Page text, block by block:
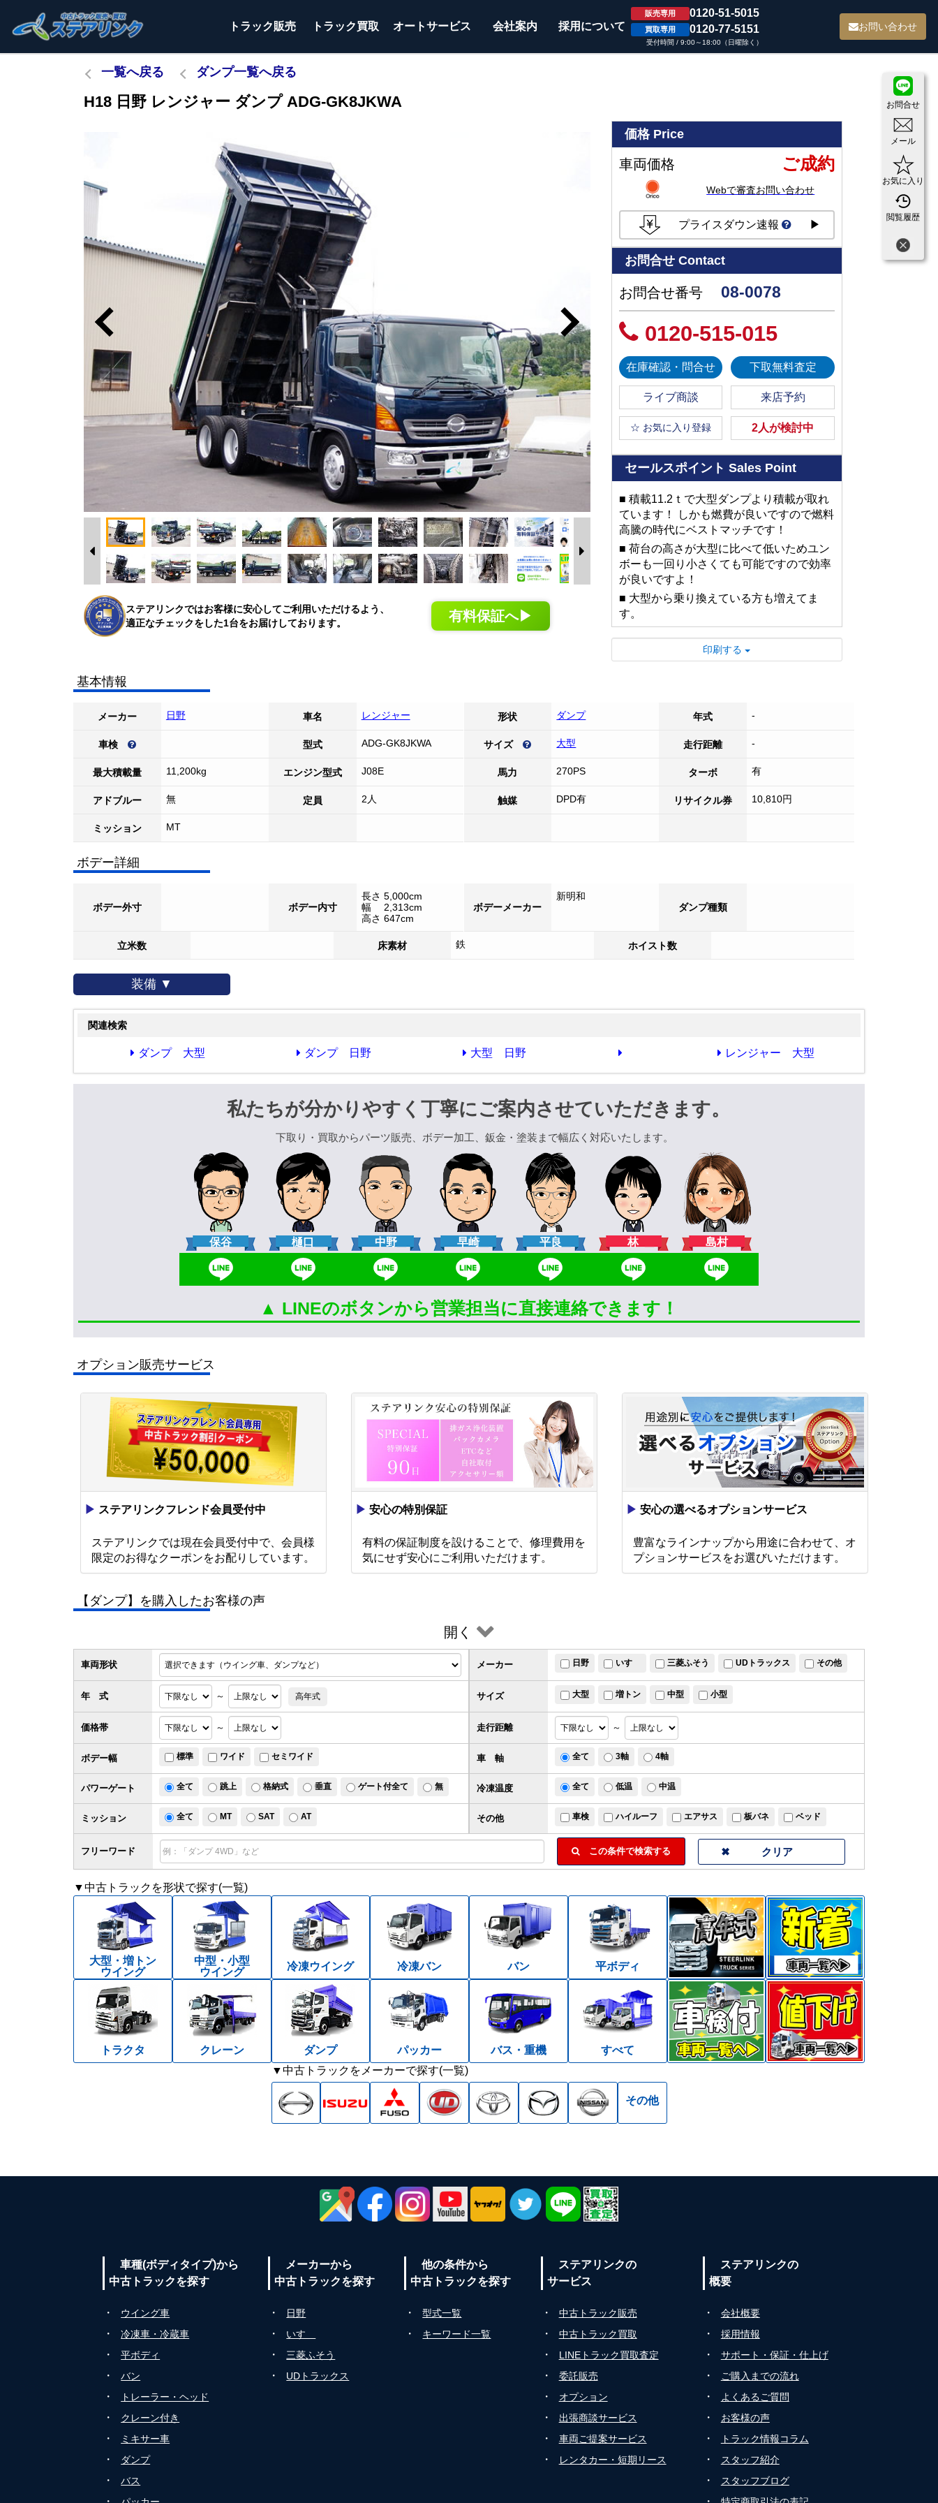
トラック販売 トラック買取 オートサービス 会社案内 採用について
販売専用 0120-51-5015
買取専用 0120-77-5151
受付時間 / 9:00～18:00（日曜除く）
お問い合わせ
お問合せ
メール
お気に入り
閲覧履歴
一覧へ戻る ダンプ一覧へ戻る
H18 日野 レンジャー ダンプ ADG-GK8JKWA
ステアリンクではお客様に安心してご利用いただけるよう、
適正なチェックをした1台をお届けしております。
有料保証へ▶
価格Price
車両価格 ご成約
Webで審査お問い合わせ
プライスダウン速報 ▶
お問合せ Contact
お問合せ番号 08-0078
0120-515-015
在庫確認・問合せ 下取無料査定
ライブ商談 来店予約
☆ お気に入り登録 2人が検討中
セールスポイント Sales Point
■ 積載11.2ｔで大型ダンプより積載が取れ
ています！ しかも燃費が良いですので燃料
高騰の時代にベストマッチです！
■ 荷台の高さが大型に比べて低いためユン
ボーも一回り小さくても可能ですので効率
が良いですよ！
■ 大型から乗り換えている方も増えてま
す。
印刷する
基本情報
メーカー 日野 車名 レンジャー 形状 ダンプ 年式 -
車検 型式 ADG-GK8JKWA サイズ 大型 走行距離 -
最大積載量 11,200kg エンジン型式 J08E 馬力 270PS ターボ 有
アドブルー 無 定員 2人 触媒 DPD有 リサイクル券 10,810円
ミッション MT
ボデー詳細
ボデー外寸 ボデー内寸
長さ 5,000cm
幅 2,313cm
高さ 647cm
ボデーメーカー
新明和
ダンプ種類
立米数 床素材 鉄 ホイスト数
装備 ▼
関連検索
ダンプ 大型 ダンプ 日野 大型 日野 レンジャー 大型
私たちが分かりやすく丁寧にご案内させていただきます。
下取り・買取からパーツ販売、ボデー加工、鈑金・塗装まで幅広く対応いたします。
保谷 樋口 中野 早崎 平良 林 島村
▲ LINEのボタンから営業担当に直接連絡できます！
オプション販売サービス
▶ ステアリンクフレンド会員受付中
ステアリンクでは現在会員受付中で、会員様
限定のお得なクーポンをお配りしています。
▶ 安心の特別保証
有料の保証制度を設けることで、修理費用を
気にせず安心にご利用いただけます。
▶ 安心の選べるオプションサービス
豊富なラインナップから用途に合わせて、オ
プションサービスをお選びいただけます。
【ダンプ】を購入したお客様の声
開く
車両形状
サイズ 大型 増トン 中型 小型
価格帯 ～
フリーワード この条件で検索する
メーカー 日野 いすゞ 三菱ふそう UDトラックス その他
年 式 ～ 高年式
走行距離 ～
ボデー幅 標準 ワイド セミワイド 車 軸 全て 3軸 4軸
パワーゲート 全て 跳上 格納式 垂直 ゲート付全て 無 冷凍温度 全て 低温 中温
ミッション 全て MT SAT AT その他 車検 ハイルーフ エアサス 板バネ ベッド
▼中古トラックを形状で探す(一覧)
大型・増トン
ウイング
中型・小型
ウイング
冷凍ウイング 冷凍バン バン 平ボディ
トラクタ クレーン ダンプ パッカー バス・重機
すべて
▼中古トラックをメーカーで探す(一覧)
その他
車種(ボディタイプ)から
中古トラックを探す
・ ウイング車
・ 冷凍車・冷蔵車
・ 平ボディ
・ バン
・ トレーラー・ヘッド
・ クレーン付き
・ ミキサー車
・ ダンプ
・ バス
メーカーから
中古トラックを探す
・ 日野
・ いすゞ
・ 三菱ふそう
・ UDトラックス
他の条件から
中古トラックを探す
・ 型式一覧
・ キーワード一覧
ステアリンクの
サービス
・ 中古トラック販売
・ 中古トラック買取
・ LINEトラック買取査定
・ 委託販売
・ オプション
・ 出張商談サービス
・ 車両ご提案サービス
・ レンタカー・短期リース
ステアリンクの
概要
・ 会社概要
・ 採用情報
・ サポート・保証・仕上げ
・ ご購入までの流れ
・ よくあるご質問
・ お客様の声
・ トラック情報コラム
・ スタッフ紹介
・ スタッフブログ